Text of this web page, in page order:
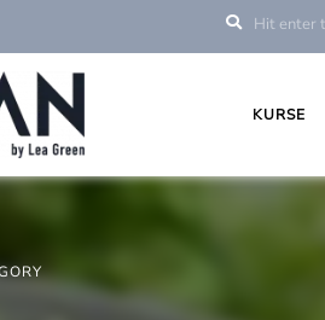
KURSE